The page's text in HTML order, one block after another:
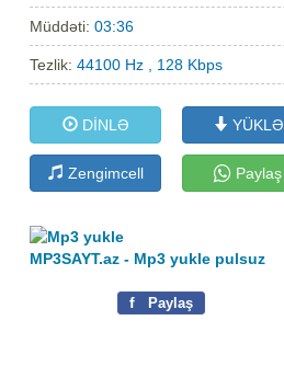
Müddəti:03:36
Tezlik:44100 Hz , 128 Kbps
DİNLƏ YÜKLƏ
Zengimcell Paylaş
MP3SAYT.az - Mp3 yukle pulsuz
f Paylaş